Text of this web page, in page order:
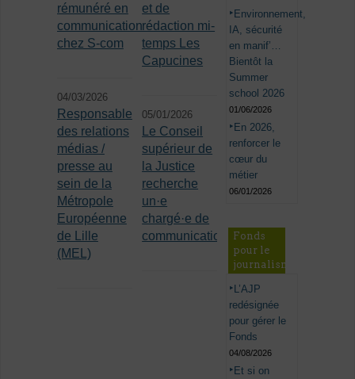
rémunéré en
communication
chez S-com
et de
rédaction mi-
temps Les
Capucines
04/03/2026
Responsable
des relations
médias /
presse au
sein de la
Métropole
Européenne
de Lille
(MEL)
05/01/2026
Le Conseil
supérieur de
la Justice
recherche
un·e
chargé·e de
communication
Environnement,
IA, sécurité
en manif’…
Bientôt la
Summer
school 2026
01/06/2026
En 2026,
renforcer le
cœur du
métier
06/01/2026
Fonds
pour le
journalisme
L’AJP
redésignée
pour gérer le
Fonds
04/08/2026
Et si on